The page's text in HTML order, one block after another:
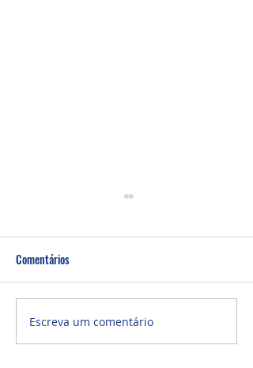
Comentários
Escreva um comentário